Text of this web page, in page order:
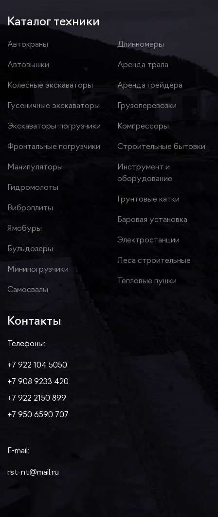
Каталог техники
Автокраны
Автовышки
Колесные экскаваторы
Гусеничные экскаваторы
Экскаваторы-погрузчики
Фронтальные погрузчики
Манипуляторы
Гидромолоты
Виброплиты
Ямобуры
Бульдозеры
Минипогрузчики
Самосвалы
Длинномеры
Аренда трала
Аренда грейдера
Грузоперевозки
Компрессоры
Строительные бытовки
Инструмент и
оборудование
Грунтовые катки
Баровая установка
Электростанции
Леса строительные
Тепловые пушки
Контакты
Телефоны:
+7 922 104 5050
+7 908 9233 420
+7 922 2150 899
+7 950 6590 707
E-mail:
rst-nt@mail.ru